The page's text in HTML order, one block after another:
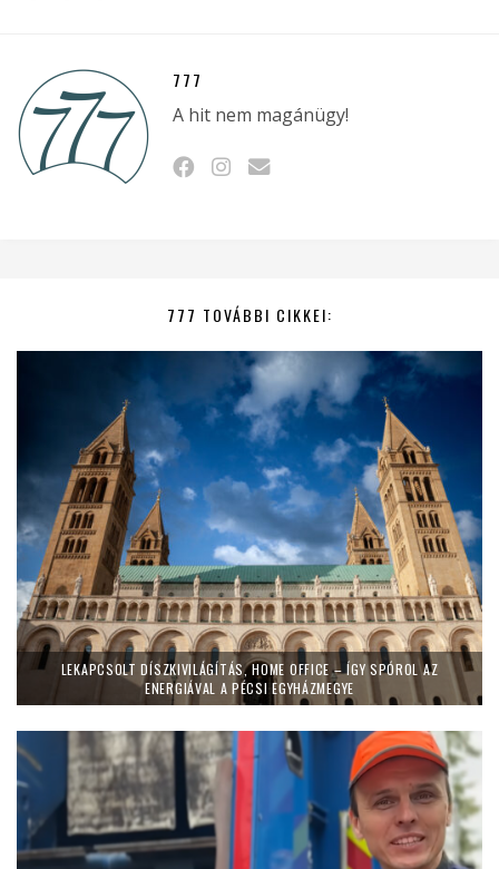
777
A hit nem magánügy!
777 TOVÁBBI CIKKEI:
LEKAPCSOLT DÍSZKIVILÁGÍTÁS, HOME OFFICE – ÍGY SPÓROL AZ
ENERGIÁVAL A PÉCSI EGYHÁZMEGYE